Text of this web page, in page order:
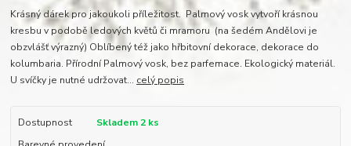
Krásný dárek pro jakoukoli příležitost. Palmový vosk vytvoří krásnou
kresbu v podobě ledových květů či mramoru (na šedém Andělovi je
obzvlášť výrazný) Oblíbený též jako hřbitovní dekorace, dekorace do
kolumbaria. Přírodní Palmový vosk, bez parfemace. Ekologický materiál.
U svíčky je nutné udržovat... celý popis
Dostupnost
Skladem 2 ks